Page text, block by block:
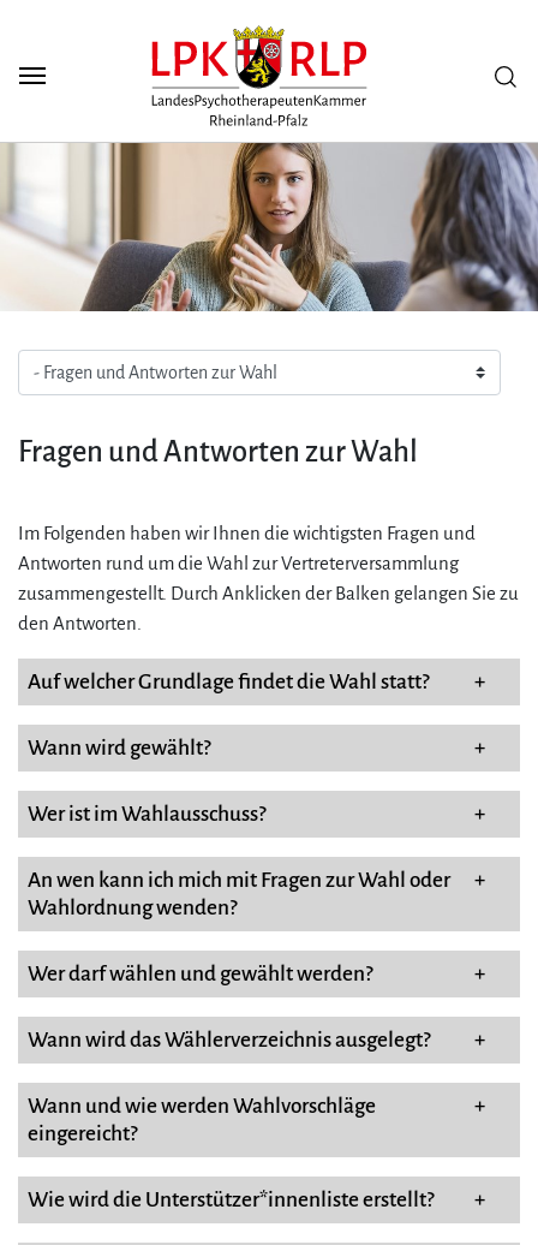
Fragen und Antworten zur Wahl
Im Folgenden haben wir Ihnen die wichtigsten Fragen und
Antworten rund um die Wahl zur Vertreterversammlung
zusammengestellt. Durch Anklicken der Balken gelangen Sie zu
den Antworten.
Auf welcher Grundlage findet die Wahl statt? +
Wann wird gewählt? +
Wer ist im Wahlausschuss? +
An wen kann ich mich mit Fragen zur Wahl oder
Wahlordnung wenden?
+
Wer darf wählen und gewählt werden? +
Wann wird das Wählerverzeichnis ausgelegt? +
Wann und wie werden Wahlvorschläge
eingereicht?
+
Wie wird die Unterstützer*innenliste erstellt? +